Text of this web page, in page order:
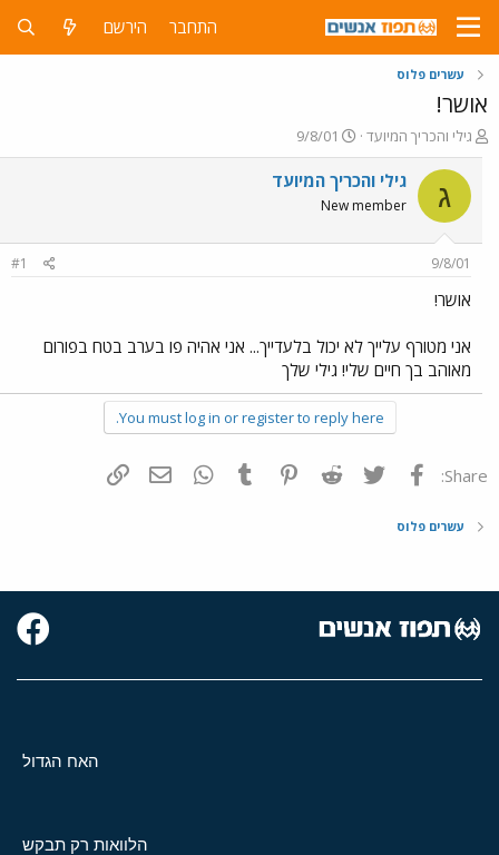
התחבר הירשם
עשרים פלוס
אושר!
פ
ו
ת
ח
ה
ש
א
גילי והכריך המיועד
פ
ו
ר
ס
ם
9/8/01
ג גילי והכריך המיועד
New member
9/8/01
#1
אושר!
אני מטורף עלייך לא יכול בלעדייך... אני אהיה פו בערב בטח בפורום
מאוהב בך חיים שלי! גילי שלך
You must log in or register to reply here.
Share: פייסבוק Twitter
Reddit
Pinterest
Tumblr
WhatsAppדואר אלקטרוני
עשרים פלוס
האח הגדול
הלוואות רק תבקש